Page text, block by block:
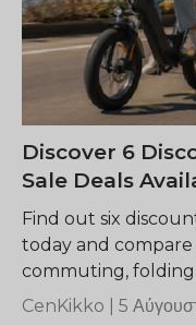
Discover 6
Sale Deals
Find out six
today and
commuting,
riding while
CenKikko | 5